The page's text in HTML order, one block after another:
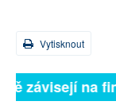
Vytisknout
závisejí na